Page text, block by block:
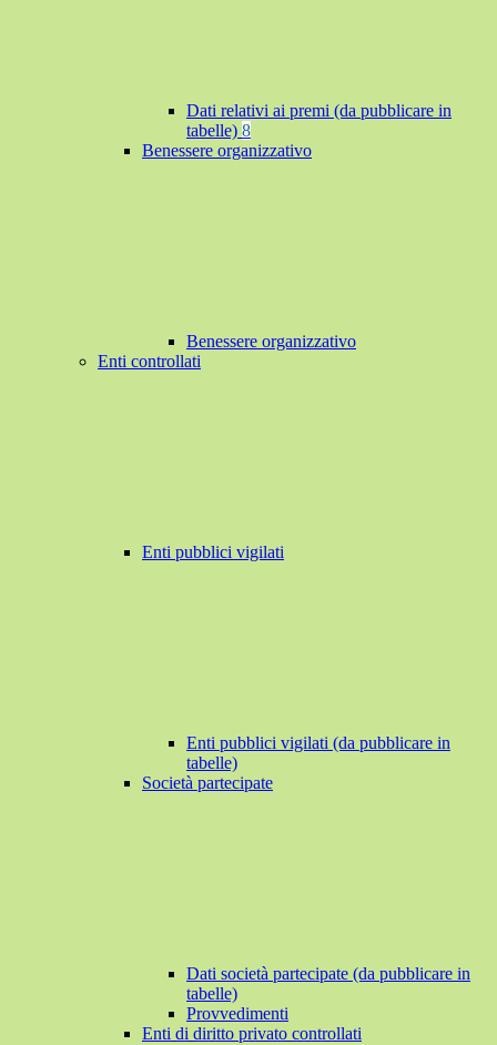
Dati relativi ai premi (da pubblicare in
tabelle) 8
Benessere organizzativo
Benessere organizzativo
Enti controllati
Enti pubblici vigilati
Enti pubblici vigilati (da pubblicare in
tabelle)
Società partecipate
Dati società partecipate (da pubblicare in
tabelle)
Provvedimenti
Enti di diritto privato controllati